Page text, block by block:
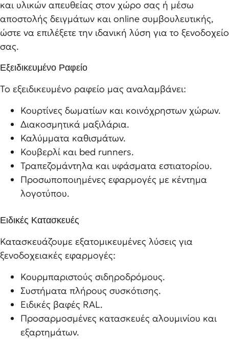
και υλικών απευθείας στον χώρο σας ή μέσω
αποστολής δειγμάτων και online συμβουλευτικής,
ώστε να επιλέξετε την ιδανική λύση για το ξενοδοχείο
σας.
Εξειδικευμένο Ραφείο
Το εξειδικευμένο ραφείο μας αναλαμβάνει:
Κουρτίνες δωματίων και κοινόχρηστων χώρων.
Διακοσμητικά μαξιλάρια.
Καλύμματα καθισμάτων.
Κουβερλί και bed runners.
Τραπεζομάντηλα και υφάσματα εστιατορίου.
Προσωποποιημένες εφαρμογές με κέντημα
λογοτύπου.
Ειδικές Κατασκευές
Κατασκευάζουμε εξατομικευμένες λύσεις για
ξενοδοχειακές εφαρμογές:
Κουρμπαριστούς σιδηροδρόμους.
Συστήματα πλήρους συσκότισης.
Ειδικές βαφές RAL.
Προσαρμοσμένες κατασκευές αλουμινίου και
εξαρτημάτων.